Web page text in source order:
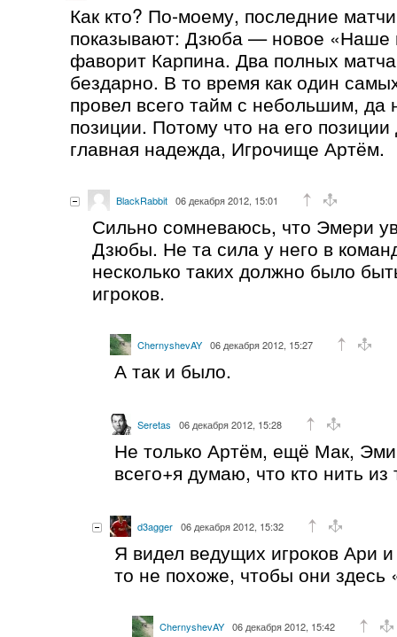
Как кто? По-моему, последние
показывают: Дзюба — новое «Наше
фаворит Карпина. Два полных
бездарно. В то время как один
провел всего тайм с небольшим, да
позиции. Потому что на его
главная надежда, Игрочище Артём.
BlackRabbit 06 декабря 2012, 15:01
Сильно сомневаюсь, что Эмери
Дзюбы. Не та сила у него в
несколько таких должно было
игроков.
ChernyshevAY 06 декабря 2012, 15:27
А так и было.
Seretas 06 декабря 2012, 15:28
Не только Артём, ещё Мак,
всего+я думаю, что кто нить
d3agger 06 декабря 2012, 15:32
Я видел ведущих игроков Ари
то не похоже, чтобы они здесь
ChernyshevAY 06 декабря 2012, 15:42